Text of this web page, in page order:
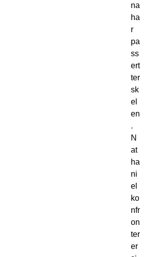
na
ha
r
pa
ss
ert
ter
sk
el
en
.
N
at
ha
ni
el
ko
nfr
on
ter
er